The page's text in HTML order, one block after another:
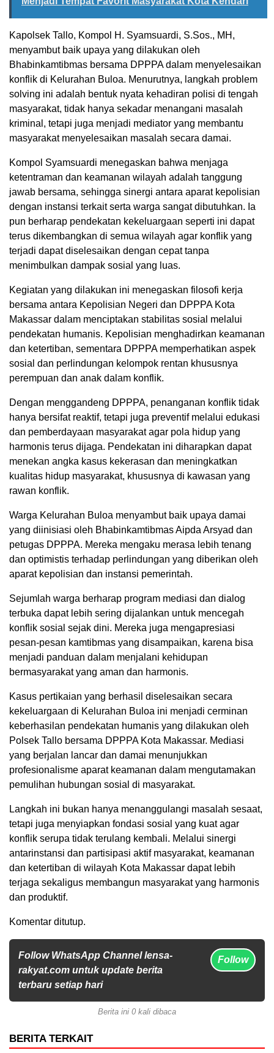
Kapolsek Tallo, Kompol H. Syamsuardi, S.Sos., MH,
menyambut baik upaya yang dilakukan oleh
Bhabinkamtibmas bersama DPPPA dalam menyelesaikan
konflik di Kelurahan Buloa. Menurutnya, langkah problem
solving ini adalah bentuk nyata kehadiran polisi di tengah
masyarakat, tidak hanya sekadar menangani masalah
kriminal, tetapi juga menjadi mediator yang membantu
masyarakat menyelesaikan masalah secara damai.
Kompol Syamsuardi menegaskan bahwa menjaga
ketentraman dan keamanan wilayah adalah tanggung
jawab bersama, sehingga sinergi antara aparat kepolisian
dengan instansi terkait serta warga sangat dibutuhkan. Ia
pun berharap pendekatan kekeluargaan seperti ini dapat
terus dikembangkan di semua wilayah agar konflik yang
terjadi dapat diselesaikan dengan cepat tanpa
menimbulkan dampak sosial yang luas.
Kegiatan yang dilakukan ini menegaskan filosofi kerja
bersama antara Kepolisian Negeri dan DPPPA Kota
Makassar dalam menciptakan stabilitas sosial melalui
pendekatan humanis. Kepolisian menghadirkan keamanan
dan ketertiban, sementara DPPPA memperhatikan aspek
sosial dan perlindungan kelompok rentan khususnya
perempuan dan anak dalam konflik.
Dengan menggandeng DPPPA, penanganan konflik tidak
hanya bersifat reaktif, tetapi juga preventif melalui edukasi
dan pemberdayaan masyarakat agar pola hidup yang
harmonis terus dijaga. Pendekatan ini diharapkan dapat
menekan angka kasus kekerasan dan meningkatkan
kualitas hidup masyarakat, khususnya di kawasan yang
rawan konflik.
Warga Kelurahan Buloa menyambut baik upaya damai
yang diinisiasi oleh Bhabinkamtibmas Aipda Arsyad dan
petugas DPPPA. Mereka mengaku merasa lebih tenang
dan optimistis terhadap perlindungan yang diberikan oleh
aparat kepolisian dan instansi pemerintah.
Sejumlah warga berharap program mediasi dan dialog
terbuka dapat lebih sering dijalankan untuk mencegah
konflik sosial sejak dini. Mereka juga mengapresiasi
pesan-pesan kamtibmas yang disampaikan, karena bisa
menjadi panduan dalam menjalani kehidupan
bermasyarakat yang aman dan harmonis.
Kasus pertikaian yang berhasil diselesaikan secara
kekeluargaan di Kelurahan Buloa ini menjadi cerminan
keberhasilan pendekatan humanis yang dilakukan oleh
Polsek Tallo bersama DPPPA Kota Makassar. Mediasi
yang berjalan lancar dan damai menunjukkan
profesionalisme aparat keamanan dalam mengutamakan
pemulihan hubungan sosial di masyarakat.
Langkah ini bukan hanya menanggulangi masalah sesaat,
tetapi juga menyiapkan fondasi sosial yang kuat agar
konflik serupa tidak terulang kembali. Melalui sinergi
antarinstansi dan partisipasi aktif masyarakat, keamanan
dan ketertiban di wilayah Kota Makassar dapat lebih
terjaga sekaligus membangun masyarakat yang harmonis
dan produktif.
Komentar ditutup.
Follow WhatsApp Channel lensa-
rakyat.com untuk update berita
terbaru setiap hari
Follow
Berita ini 0 kali dibaca
BERITA TERKAIT